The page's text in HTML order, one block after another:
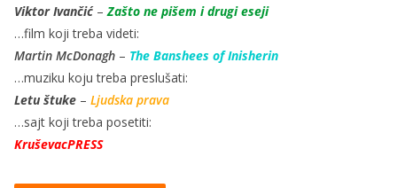
Viktor Ivančić– Zašto ne pišem i drugi eseji
…film koji treba videti:
Martin McDonagh – The Banshees of Inisherin
…muziku koju treba preslušati:
Letu štuke – Ljudska prava
…sajt koji treba posetiti:
KruševacPRESS